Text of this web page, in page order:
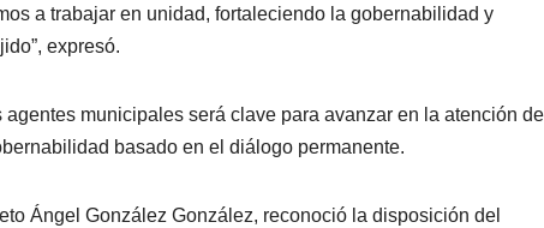
a trabajar en unidad, fortaleciendo la gobernabilidad y
expresó.
municipales será clave para avanzar en la atención de
basado en el diálogo permanente.
Ángel González González, reconoció la disposición del